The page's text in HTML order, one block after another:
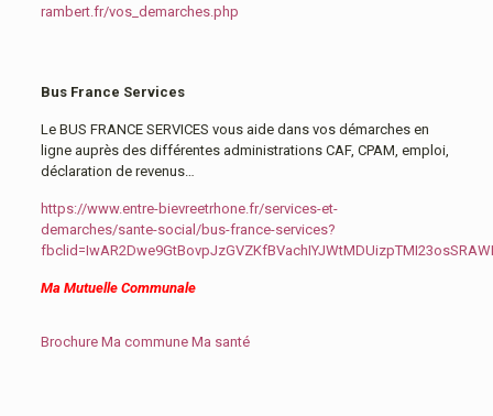
rambert.fr/vos_demarches.php
Bus France Services
Le BUS FRANCE SERVICES vous aide dans vos démarches en
ligne auprès des différentes administrations CAF, CPAM, emploi,
déclaration de revenus…
https://www.entre-bievreetrhone.fr/services-et-
demarches/sante-social/bus-france-services?
Ma Mutuelle Communale
Brochure Ma commune Ma santé